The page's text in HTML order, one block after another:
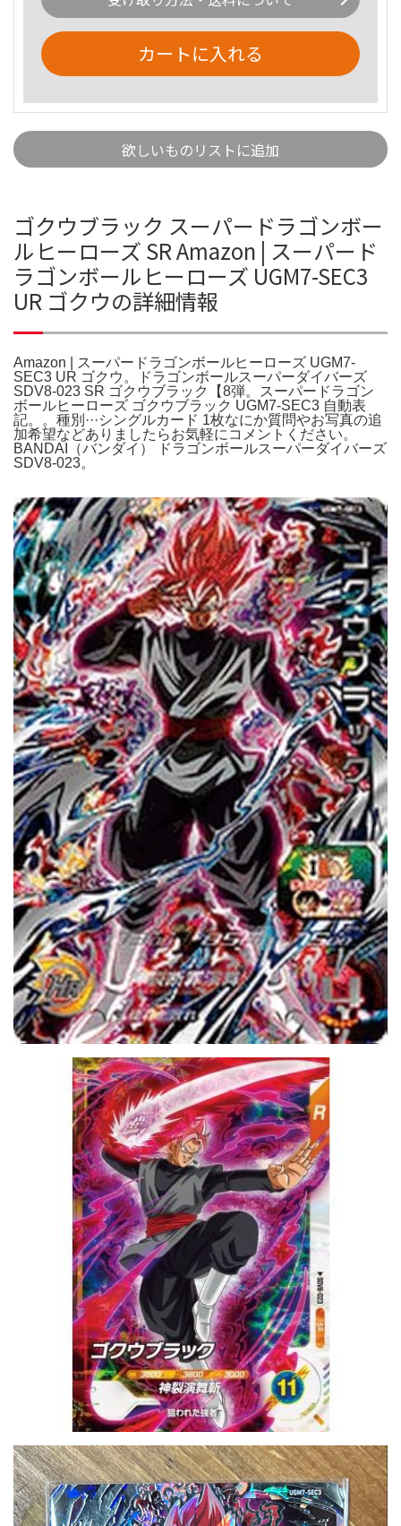
カートに入れる
欲しいものリストに追加
ゴクウブラック スーパードラゴンボー
ルヒーローズ SR Amazon | スーパード
ラゴンボールヒーローズ UGM7-SEC3
UR ゴクウの詳細情報
Amazon | スーパードラゴンボールヒーローズ UGM7-
SEC3 UR ゴクウ。ドラゴンボールスーパーダイバーズ
SDV8-023 SR ゴクウブラック【8弾。スーパードラゴン
ボールヒーローズ ゴクウブラック UGM7-SEC3 自動表
記。。種別···シングルカード 1枚なにか質問やお写真の追
加希望などありましたらお気軽にコメントください。
BANDAI（バンダイ） ドラゴンボールスーパーダイバーズ
SDV8-023。